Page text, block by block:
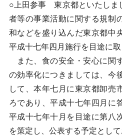
○上田参事 東京都といたしま
者等の事業活動に関する規制
和などを盛り込んだ東京都中
平成十七年四月施行を目途に取
また、食の安全・安心に関
の効率化につきましては、今
して、本年七月に東京都卸売
ろであり、平成十七年四月に
平成十七年十月を目途に第八
を策定し、公表する予定として